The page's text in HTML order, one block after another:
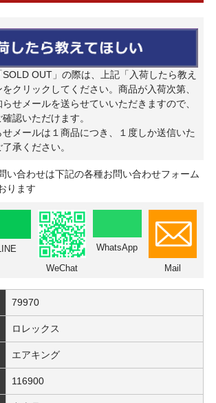
OUT」の際は、上記「入荷したら教え
クリックしてください。商品が入荷次第、
せメールを送らせていいただきますので、
認いただけます。
メールは１商品につき、１度しか送信いた
承ください。
い合わせは下記の各種お問い合わせフォーム
ります
WeChat
WhatsApp
Mail
79970
ロレックス
エアキング
116900